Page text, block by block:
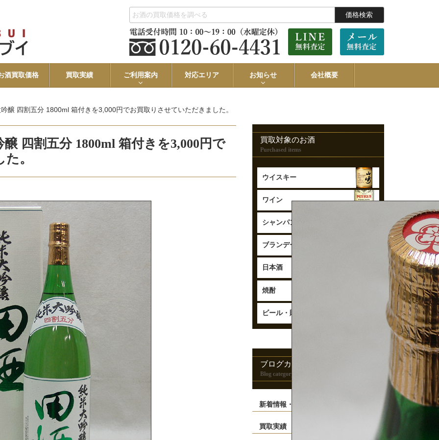
価格検索
酒買取価格 買取実績 ご利用案内 対応エリア お知らせ 会社概要
醸 四割五分 1800ml 箱付きを3,000円でお買取りさせていただきました。
四割五分 1800ml 箱付きを3,000円で
。
買取対象のお酒
Purchased items
ウイスキー
ワイン
シャンパン
ブランデー
日本酒
焼酎
ビール・ 贈答品
ブログカテゴリー
Blog category
新着情報・お知らせ
買取実績